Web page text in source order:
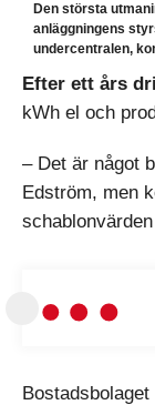
Den största
anläggningens
undercentralen,
Efter ett års
kWh el och
– Det är något
Edström, men